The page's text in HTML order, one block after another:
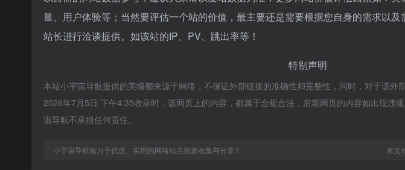
量、用户体验等；当然要评估一个站的价值，最主要还是需要根据您自身的需求以
站长进行洽谈提供。如该站的IP、PV、跳出率等！
特别声明
本站小宇宙导航提供的美编都来源于网络，不保证外部链接的准确性和完整性，同时，对于该外
2026年7月5日 下午4:35收录时，该网页上的内容，都属于合规合法，后期网页的内容如出现违
宙导航不承担任何责任。
小宇宙导航致力于优质、实用的网络站点资源收集与分享！ 本文